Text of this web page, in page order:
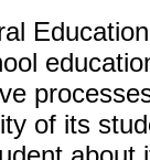
of its